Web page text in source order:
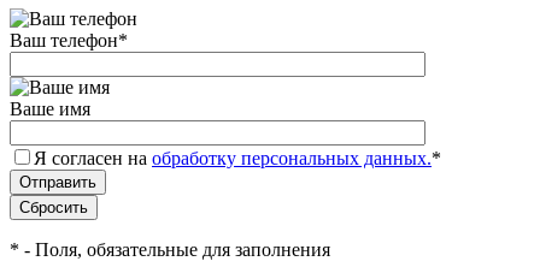
Ваш телефон*
Ваше имя
Я согласен на обработку персональных данных.*
* - Поля, обязательные для заполнения